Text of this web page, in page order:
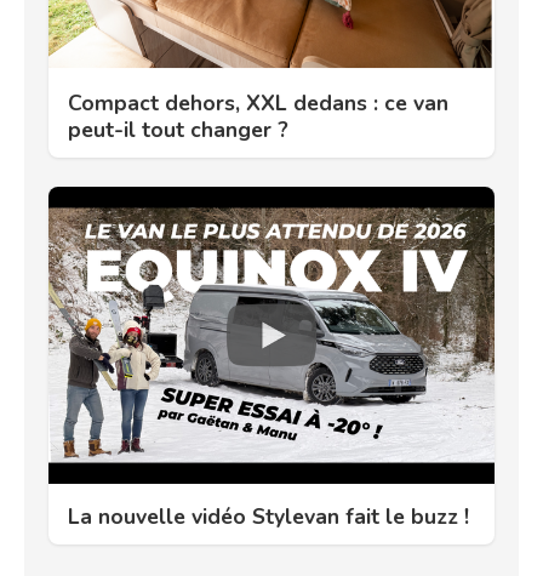
Compact dehors, XXL dedans : ce van
peut-il tout changer ?
La nouvelle vidéo Stylevan fait le buzz !